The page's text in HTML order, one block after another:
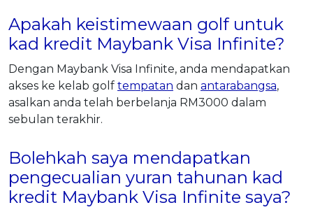
Apakah keistimewaan golf untuk
kad kredit Maybank Visa Infinite?
Dengan Maybank Visa Infinite, anda mendapatkan
akses ke kelab golf tempatan dan antarabangsa,
asalkan anda telah berbelanja RM3000 dalam
sebulan terakhir.
Bolehkah saya mendapatkan
pengecualian yuran tahunan kad
kredit Maybank Visa Infinite saya?